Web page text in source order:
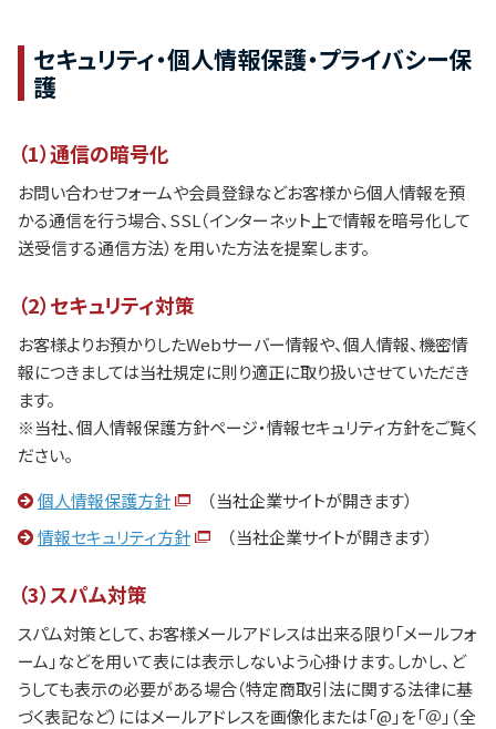
セキュリティ・個人情報保護・プライバシー保
護
（1）通信の暗号化
お問い合わせフォームや会員登録などお客様から個人情報を預
かる通信を行う場合、SSL（インターネット上で情報を暗号化して
送受信する通信方法）を用いた方法を提案します。
（2）セキュリティ対策
お客様よりお預かりしたWebサーバー情報や、個人情報、機密情
報につきましては当社規定に則り適正に取り扱いさせていただき
ます。
※当社、個人情報保護方針ページ・情報セキュリティ方針をご覧く
ださい。
個人情報保護方針
（当社企業サイトが開きます）
情報セキュリティ方針
（当社企業サイトが開きます）
（3）スパム対策
スパム対策として、お客様メールアドレスは出来る限り「メールフォ
ーム」などを用いて表には表示しないよう心掛けます。しかし、ど
うしても表示の必要がある場合（特定商取引法に関する法律に基
づく表記など）にはメールアドレスを画像化または「@」を「＠」（全